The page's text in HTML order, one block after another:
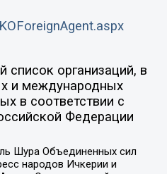
организаций, в
и международных
в соответствии с
Федерации
Шура Объединенных сил
народов Ичкерии и